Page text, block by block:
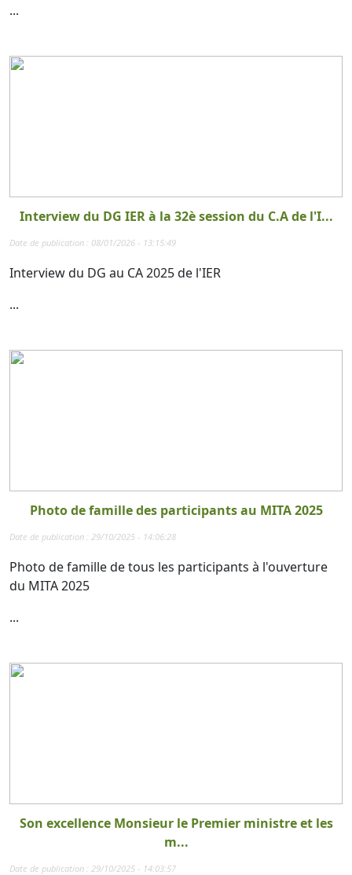
...
Interview du DG IER à la 32è session du C.A de l'I...
Date de publication : 08/01/2026 - 13:15:49
Interview du DG au CA 2025 de l'IER
...
Photo de famille des participants au MITA 2025
Date de publication : 29/10/2025 - 14:06:28
Photo de famille de tous les participants à l'ouverture
du MITA 2025
...
Son excellence Monsieur le Premier ministre et les
m...
Date de publication : 29/10/2025 - 14:03:57